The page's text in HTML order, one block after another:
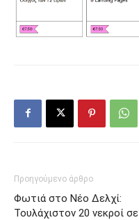
Προηγούμενο άρθρο
Φωτιά στο Νέο Δελχί:
Τουλάχιστον 20 νεκροί σε